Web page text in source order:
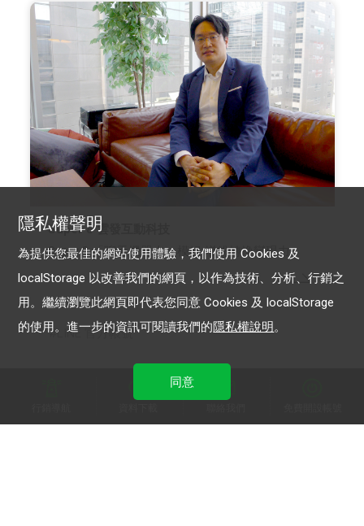
Super 8 雲發互動科技
Super 8 「聊天機器人」模組 增粉轉換變現力
LINE 官方帳號
隱私權聲明
為提供您最佳的網站使用體驗，我們使用 Cookies 及
localStorage 以改善我們的網頁，以作為技術、分析、行銷之
用。繼續瀏覽此網頁即代表您同意 Cookies 及 localStorage
的使用。進一步的資訊可閱讀我們的隱私權說明。
同意